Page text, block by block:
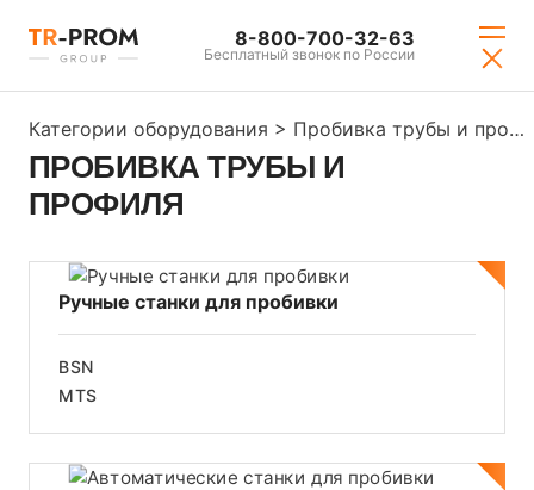
8-800-700-32-63
Бесплатный звонок по России
Категории оборудования > Пробивка трубы и профиля
ПРОБИВКА ТРУБЫ И
ПРОФИЛЯ
Ручные станки для пробивки
BSN
MTS